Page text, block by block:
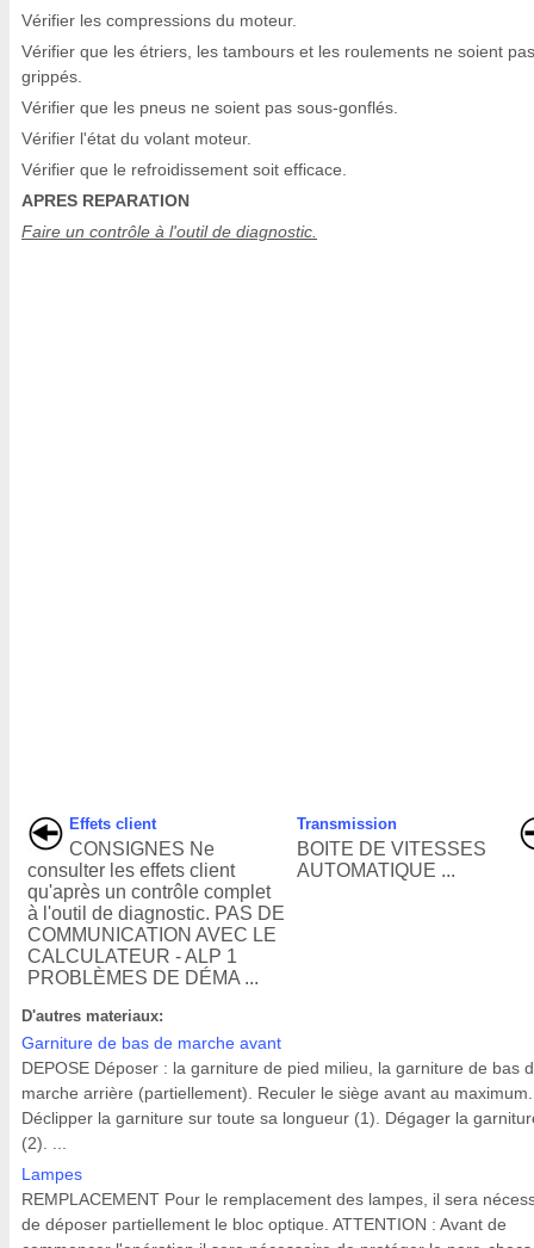
Vérifier les compressions du moteur.
Vérifier que les étriers, les tambours et les roulements ne soient pas
grippés.
Vérifier que les pneus ne soient pas sous-gonflés.
Vérifier l'état du volant moteur.
Vérifier que le refroidissement soit efficace.
APRES REPARATION
Faire un contrôle à l'outil de diagnostic.
Effets client
CONSIGNES Ne
consulter les effets client
qu'après un contrôle complet
à l'outil de diagnostic. PAS DE
COMMUNICATION AVEC LE
CALCULATEUR - ALP 1
PROBLÈMES DE DÉMA ...
Transmission
BOITE DE VITESSES
AUTOMATIQUE ...
D'autres materiaux:
Garniture de bas de marche avant
DEPOSE Déposer : la garniture de pied milieu, la garniture de bas
marche arrière (partiellement). Reculer le siège avant au maximum.
Déclipper la garniture sur toute sa longueur (1). Dégager la
(2). ...
Lampes
REMPLACEMENT Pour le remplacement des lampes, il sera
de déposer partiellement le bloc optique. ATTENTION : Avant de